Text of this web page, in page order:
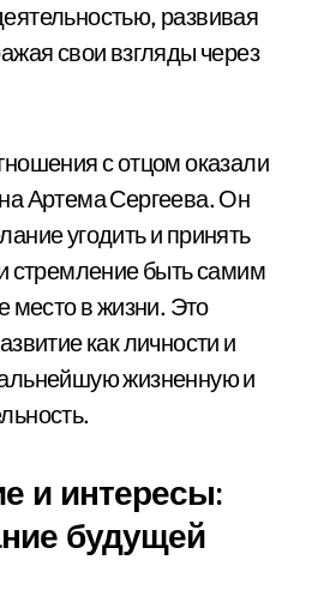
развивая
свои взгляды через
с отцом оказали
Артема Сергеева. Он
угодить и принять
стремление быть самим
место в жизни. Это
как личности и
жизненную и
и интересы:
будущей